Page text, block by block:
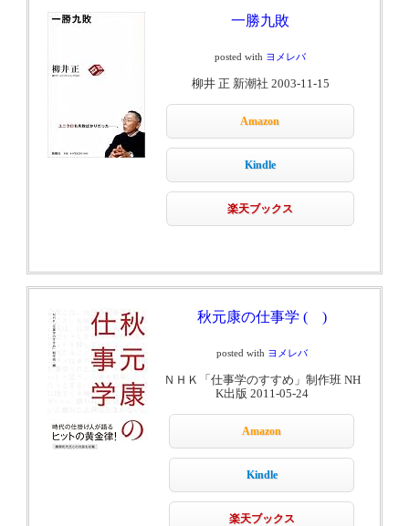
一勝九敗
posted with ヨメレバ
柳井 正 新潮社 2003-11-15
Amazon
Kindle
楽天ブックス
秋元康の仕事学 ( )
posted with ヨメレバ
ＮＨＫ「仕事学のすすめ」制作班 NH
K出版 2011-05-24
Amazon
Kindle
楽天ブックス